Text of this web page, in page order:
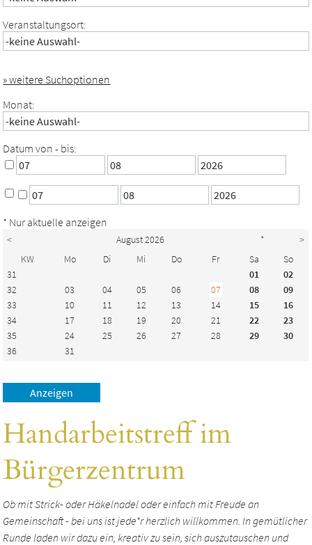
Veranstaltungsort:
» weitere Suchoptionen
Monat:
Datum von - bis:
* Nur aktuelle anzeigen
< August 2026 *
>
KW
Mo Di Mi Do Fr Sa
So
31
01
02
32
03 04 05 06 07 08
09
33
10 11 12 13 14 15
16
34
17 18 19 20 21 22
23
35
24 25 26 27 28 29
30
36
31
Handarbeitstreff im
Bürgerzentrum
Ob mit Strick- oder Häkelnadel oder einfach mit Freude an
Gemeinschaft - bei uns ist jede*r herzlich willkommen. In gemütlicher
Runde laden wir dazu ein, kreativ zu sein, sich auszutauschen und